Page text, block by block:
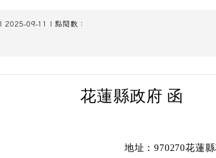
| 2025-09-11 | 點閱數：
花蓮縣政府 函
地址：970270花蓮